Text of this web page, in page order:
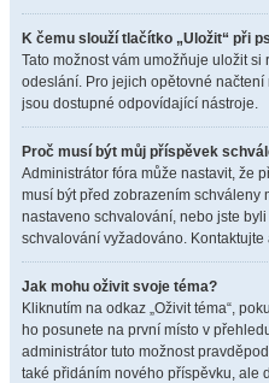
K čemu slouží tlačítko „Uložit“ při
Tato možnost vám umožňuje uložit
odeslání. Pro jejich opětovné
jsou dostupné odpovídající nástroje.
Proč musí být můj příspěvek
Administrátor fóra může nastavit, že
musí být před zobrazením schváleny
nastaveno schvalování, nebo jste
schvalování vyžadováno.
Jak mohu oživit svoje téma?
Kliknutím na odkaz „Oživit téma“,
ho posunete na první místo v
administrátor tuto možnost
také přidáním nového příspěvku, ale